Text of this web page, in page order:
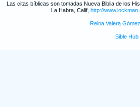
Las citas bíblicas son tomadas Nueva Biblia de los
La Habra, Calif, http://
Reina Valera
Bible Hub